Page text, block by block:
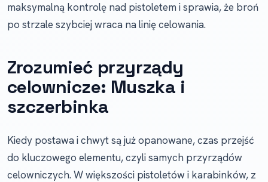
maksymalną kontrolę nad pistoletem i sprawia, że broń
po strzale szybciej wraca na linię celowania.
Zrozumieć przyrządy
celownicze: Muszka i
szczerbinka
Kiedy postawa i chwyt są już opanowane, czas przejść
do kluczowego elementu, czyli samych przyrządów
celowniczych. W większości pistoletów i karabinków, z